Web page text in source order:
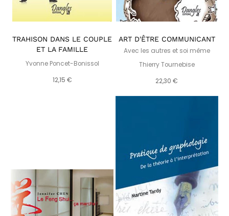
TRAHISON DANS LE COUPLE
ET LA FAMILLE
Yvonne Poncet-Bonissol
12,15 €
ART D'ÊTRE COMMUNICANT
Avec les autres et soi même
Thierry Tournebise
22,30 €